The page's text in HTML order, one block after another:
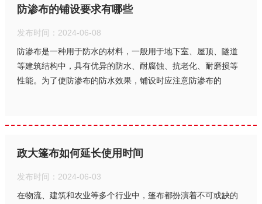
防渗布的铺设要求有哪些
发布时间：2024-06-08
防渗布是一种用于防水的材料，一般用于地下室、屋顶、隧道
等建筑结构中，具有优异的防水、耐腐蚀、抗老化、耐磨损等
性能。为了使防渗布的防水效果，铺设时应注意防渗布的
政大篷布如何延长使用时间
发布时间：2024-06-03
在物流、建筑和农业等多个行业中，篷布都扮演着不可或缺的